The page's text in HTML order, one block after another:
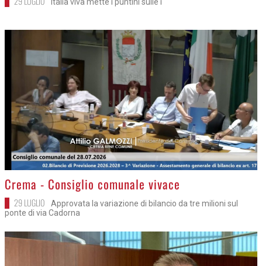
>
Crema - Consiglio comunale vivace
29 LUGLIO
Approvata la variazione di bilancio da tre milioni sul
ponte di via Cadorna